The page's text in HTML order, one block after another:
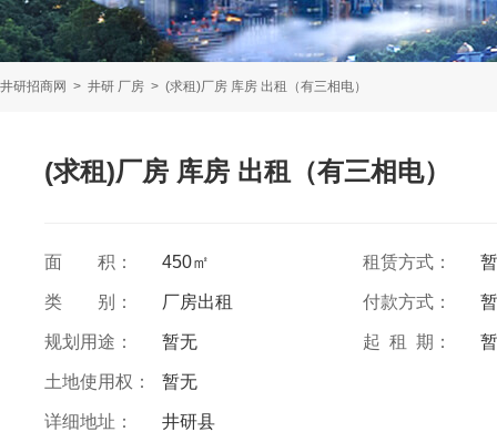
井研招商网 > 井研 厂房 > (求租)厂房 库房 出租（有三相电）
(求租)厂房 库房 出租（有三相电）
面 积： 450㎡ 租赁方式：
类 别： 厂房出租 付款方式：
规划用途： 暂无 起 租 期：
土地使用权： 暂无
详细地址： 井研县